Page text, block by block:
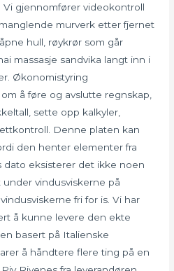
Vi gjennomfører videokontroll
murverk etter fjernet
hull, røykrør som går
massasje sandvika langt inn i
Økonomistyring
å føre og avslutte regnskap,
sette opp kalkyler,
Denne platen kan
den henter elementer fra
dato eksisterer det ikke noen
vindusviskerne på
fri for is. Vi har
å kunne levere den ekte
basert på Italienske
å håndtere flere ting på en